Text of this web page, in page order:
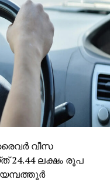
വീസ
24.44 ലക്ഷം രൂപ